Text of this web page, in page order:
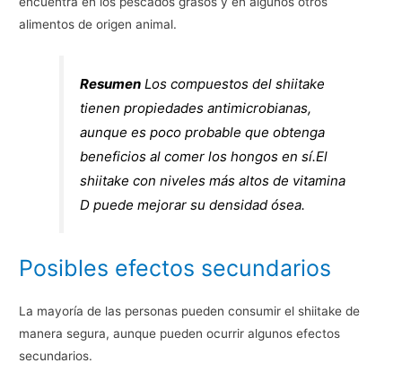
alimentos de origen animal.
Resumen Los compuestos del shiitake
tienen propiedades antimicrobianas,
aunque es poco probable que obtenga
beneficios al comer los hongos en sí.El
shiitake con niveles más altos de vitamina
D puede mejorar su densidad ósea.
Posibles efectos secundarios
La mayoría de las personas pueden consumir el shiitake de
manera segura, aunque pueden ocurrir algunos efectos
secundarios.